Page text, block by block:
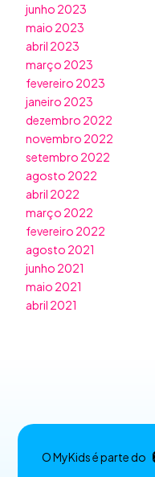
junho 2023
maio 2023
abril 2023
março 2023
fevereiro 2023
janeiro 2023
dezembro 2022
novembro 2022
setembro 2022
agosto 2022
abril 2022
março 2022
fevereiro 2022
agosto 2021
junho 2021
maio 2021
abril 2021
O MyKids é parte do